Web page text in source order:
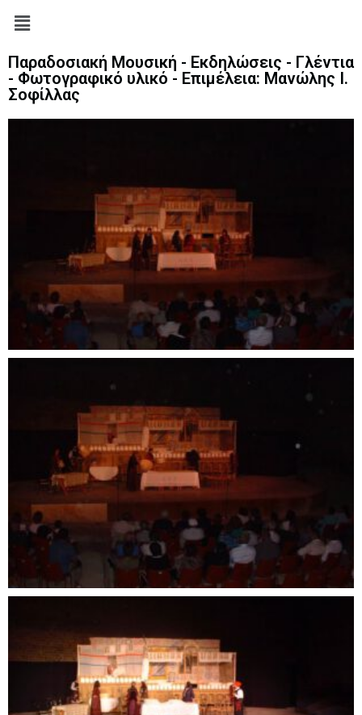
Παραδοσιακή Μουσική - Εκδηλώσεις - Γλέντια
- Φωτογραφικό υλικό - Επιμέλεια: Μανώλης Ι.
Σοφίλλας